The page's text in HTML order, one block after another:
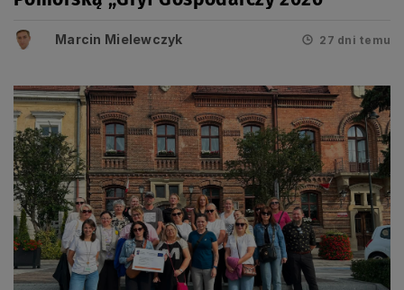
Marcin Mielewczyk 27 dni temu